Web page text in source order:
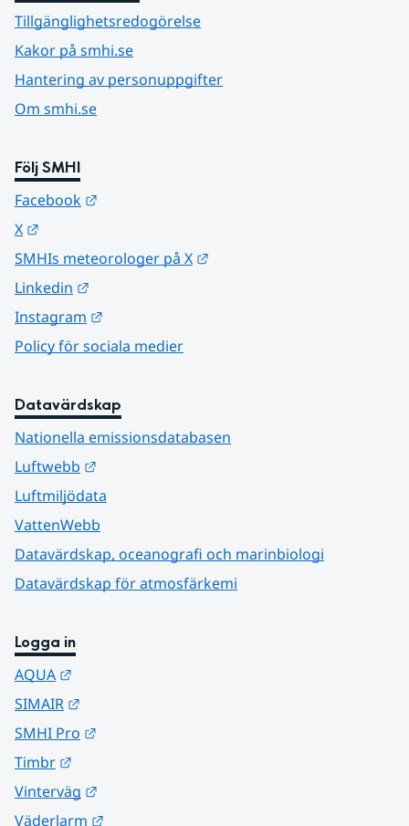
Tillgänglighetsredogörelse
Kakor på smhi.se
Hantering av personuppgifter
Om smhi.se
Följ SMHI
Facebook
X
SMHIs meteorologer på X
Linkedin
Instagram
Policy för sociala medier
Datavärdskap
Nationella emissionsdatabasen
Luftwebb
Luftmiljödata
VattenWebb
Datavärdskap, oceanografi och marinbiologi
Datavärdskap för atmosfärkemi
Logga in
AQUA
SIMAIR
SMHI Pro
Timbr
Vinterväg
Väderlarm